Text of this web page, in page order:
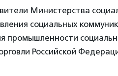
Министерства
социальных
промышленности
Российской